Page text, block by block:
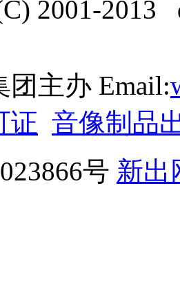
2001-2013
团主办 Email:
证 音像制品
号 新出